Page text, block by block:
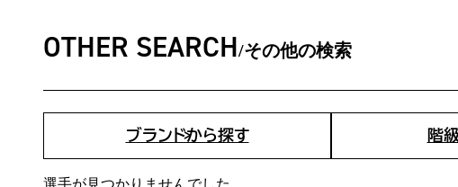
OTHER SEARCH その他の検索
ブランドから探す 階
選手が見つかりませんでした。